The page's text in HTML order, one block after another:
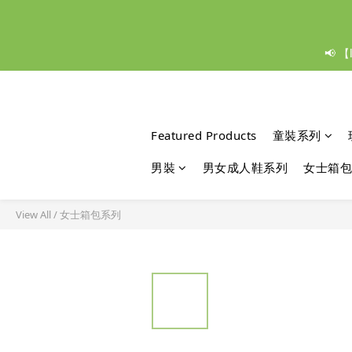
📢
Featured Products 童裝系列
男裝 男女成人鞋系列 女士箱
View All/女士箱包系列